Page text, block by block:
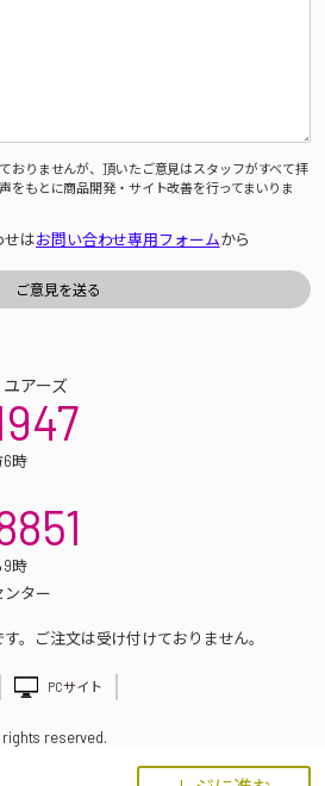
おりませんが、頂いたご意見はスタッフがすべて拝
をもとに商品開発・サイト改善を行ってまいりま
せはお問い合わせ専用フォームから
アーズ
6時
9時
ンター
。ご注文は受け付けておりません。
PCサイト
rights reserved.